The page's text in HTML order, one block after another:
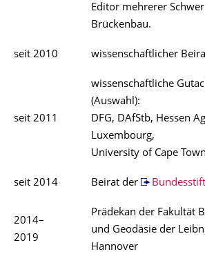
Editor mehrerer
Brückenbau.
seit 2010 wissenschaftlicher
seit 2011
wissenschaftliche
(Auswahl):
DFG, DAfStb, Hessen
Luxembourg,
University of Cape Town
seit 2014 Beirat der
2014–
2019
Prädekan der Fakultät
und Geodäsie der
Hannover